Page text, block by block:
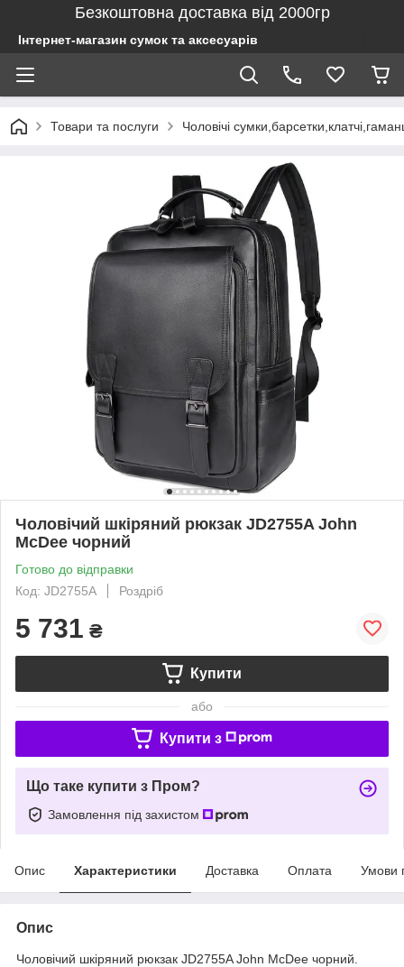
Безкоштовна доставка від 2000гр
Інтернет-магазин сумок та аксесуарів
Товари та послуги Чоловічі
Чоловічий шкіряний рюкзак JD2755A John
McDee чорний
Готово до відправки
Код: JD2755A
Роздріб
5 731 ₴
Купити
або
Купити з
Що таке купити з Пром?
Замовлення під захистом
Опис Характеристики Доставка Оплата Умови
Опис
Чоловічий шкіряний рюкзак JD2755A John McDee чорний.